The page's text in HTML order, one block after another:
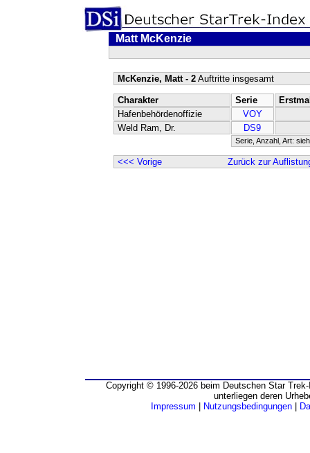
Matt McKenzie
McKenzie, Matt - 2Auftritte insgesamt
Charakter Serie
Hafenbehördenoffizie
VOY
Weld Ram, Dr.
DS9
Serie, Anzahl, Art:
<<< Vorige Zurück zur
Copyright © 1996-2026 beim Deutschen Star
unterliegen deren
Impressum
Nutzungsbedingungen